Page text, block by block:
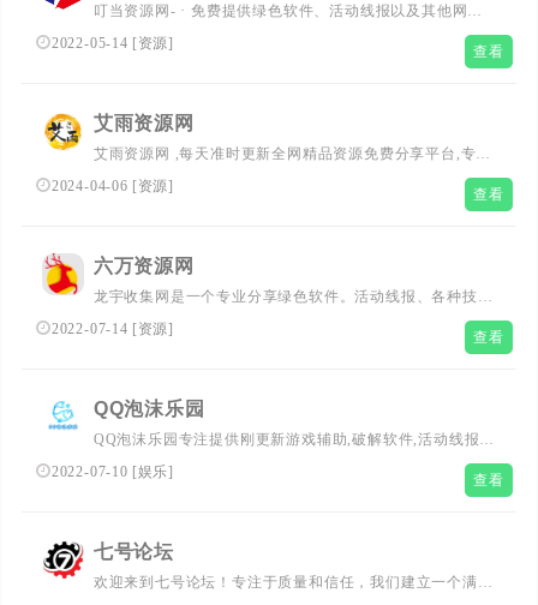
叮当资源网- · 免费提供绿色软件、活动线报以及其他网络
资源，好货不私藏，网络爱好者聚集地
2022-05-14 [资源] 查看
艾雨资源网
艾雨资源网 ,每天准时更新全网精品资源免费分享平台,专注
网络活动线报,聚集了全网资源,技术,教程,分享平台！
2024-04-06 [资源] 查看
六万资源网
龙宇收集网是一个专业分享绿色软件。活动线报、各种技术
教程等,用心创造,精心分享!龙宇收集网是一个专业分享绿色
2022-07-14 [资源] 查看
QQ泡沫乐园
QQ泡沫乐园专注提供刚更新游戏辅助,破解软件,活动线报,
网站源码,刚更新电影,努力打造全网最优志分享平台!
2022-07-10 [娱乐] 查看
七号论坛
欢迎来到七号论坛！专注于质量和信任，我们建立一个满足